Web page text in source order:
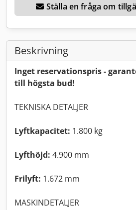
Ställa en fråga om
Beskrivning
Inget reservationspris -
till högsta bud!
TEKNISKA DETALJER
Lyftkapacitet: 1.800 kg
Lyfthöjd: 4.900 mm
Frilyft: 1.672 mm
MASKINDETALJER